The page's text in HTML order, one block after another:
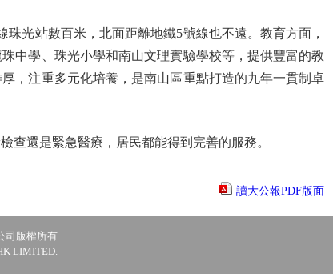
光站數百米，北面距離地鐵5號線也不遠。教育方面，
中學、珠光小學和南山文理實驗學校等，提供豐富的教
，注重多元化培養，是南山區重點打造的九年一貫制卓
還是緊急醫療，居民都能得到完善的服務。
讀大公報PDF版面
司版權所有
LIMITED.